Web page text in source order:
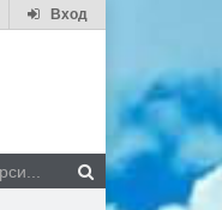
Вход